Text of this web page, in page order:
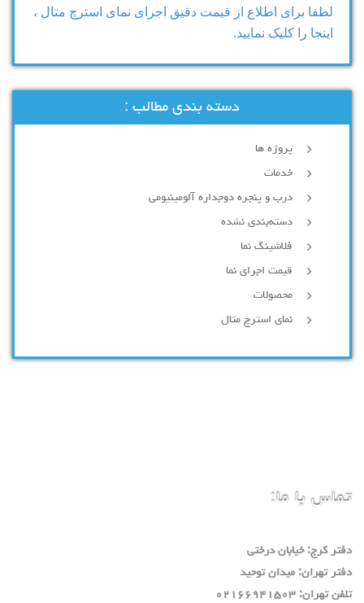
لطفا برای اطلاع از قیمت دقیق اجرای نمای استرچ متال ،
اینجا را کلیک نمایید.
دسته بندی مطالب :
پروژه ها
خدمات
درب و پنجره دوجداره آلومینیومی
دسته‌بندی نشده
فلاشینگ نما
قیمت اجرای نما
محصولات
نمای استرچ متال
تماس با ما:
دفتر كرج: خيابان درختي
دفتر تهران: ميدان توحيد
تلفن تهران: ٠٢١٦٦٩٤١٥٠٣